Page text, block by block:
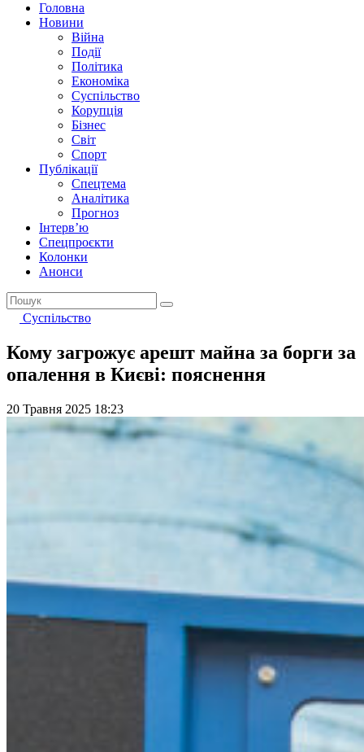
Головна
Новини
Війна
Події
Політика
Економіка
Суспільство
Корупція
Бізнес
Світ
Спорт
Публікації
Спецтема
Аналітика
Прогноз
Інтерв’ю
Спецпроєкти
Колонки
Анонси
Суспільство
Кому загрожує арешт майна за борги за
опалення в Києві: пояснення
20 Травня 2025 18:23